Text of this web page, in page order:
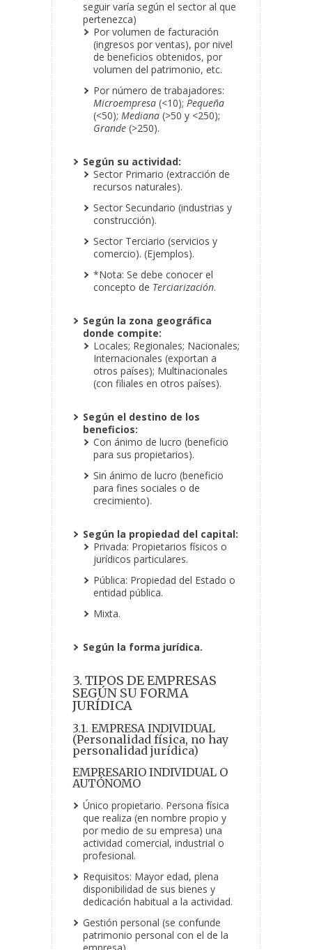
seguir varía según el sector al que
pertenezca)
Por volumen de facturación
(ingresos por ventas), por nivel
de beneficios obtenidos, por
volumen del patrimonio, etc.
Por número de trabajadores:
Microempresa (<10); Pequeña
(<50); Mediana (>50 y <250);
Grande (>250).
Según su actividad:
Sector Primario (extracción de
recursos naturales).
Sector Secundario (industrias y
construcción).
Sector Terciario (servicios y
comercio). (Ejemplos).
*Nota: Se debe conocer el
concepto de Terciarización.
Según la zona geográfica
donde compite:
Locales; Regionales; Nacionales;
Internacionales (exportan a
otros países); Multinacionales
(con filiales en otros países).
Según el destino de los
beneficios:
Con ánimo de lucro (beneficio
para sus propietarios).
Sin ánimo de lucro (beneficio
para fines sociales o de
crecimiento).
Según la propiedad del capital:
Privada: Propietarios físicos o
jurídicos particulares.
Pública: Propiedad del Estado o
entidad pública.
Mixta.
Según la forma jurídica.
3. TIPOS DE EMPRESAS
SEGÚN SU FORMA
JURÍDICA
3.1. EMPRESA INDIVIDUAL
(Personalidad física, no hay
personalidad jurídica)
EMPRESARIO INDIVIDUAL O
AUTÓNOMO
Único propietario. Persona física
que realiza (en nombre propio y
por medio de su empresa) una
actividad comercial, industrial o
profesional.
Requisitos: Mayor edad, plena
disponibilidad de sus bienes y
dedicación habitual a la actividad.
Gestión personal (se confunde
patrimonio personal con el de la